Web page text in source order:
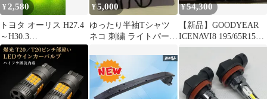
料
¥2,580
トヨタ オーリス H27.4
～H30.3
NRE/NZE/ZRE18#系 爆
光 単色 H8/H11/H16
LED フォグランプ バル
ブ 球 2個SET 特注ハイ
パワーLEDチップ搭載
¥5,000
ゆったり半袖Tシャツ
ネコ 刺繍 ライトパープ
アデザイン
¥54,300
【新品】GOODYEAR
ICENAVI8 195/65R15
91Q 15インチ スタッド
レス 4本 25年製 プレミ
オ ラフェスタ アイシス
オーリス ノア等
(MTE161)